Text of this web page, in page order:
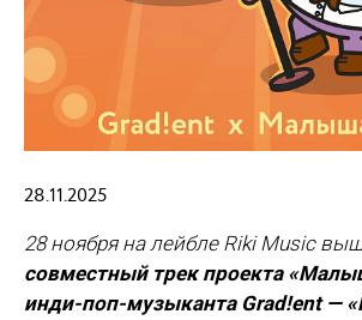
28.11.2025
28 ноября на лейбле Riki Music
совместный трек проекта
инди-поп-музыканта Grad!ent —